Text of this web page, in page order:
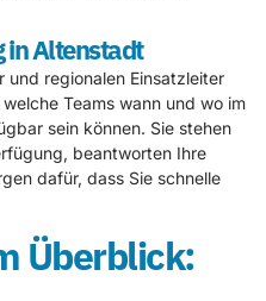
in Altenstadt
regionalen Einsatzleiter
Teams wann und wo im
sein können. Sie stehen
beantworten Ihre
dafür, dass Sie schnelle
Überblick: